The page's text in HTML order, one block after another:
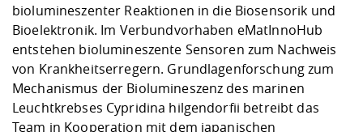
biolumineszenter Reaktionen in die Biosensorik und
Bioelektronik. Im Verbundvorhaben eMatInnoHub
entstehen biolumineszente Sensoren zum Nachweis
von Krankheitserregern. Grundlagenforschung zum
Mechanismus der Biolumineszenz des marinen
Leuchtkrebses Cypridina hilgendorfii betreibt das
Team in Kooperation mit dem japanischen